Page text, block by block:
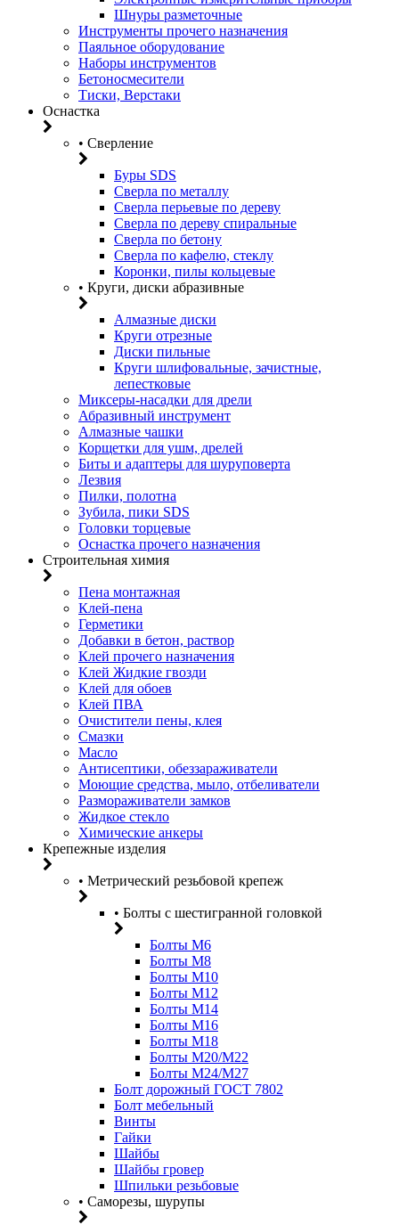
Шнуры разметочные
Инструменты прочего назначения
Паяльное оборудование
Наборы инструментов
Бетоносмесители
Тиски, Верстаки
Оснастка
• Сверление
Буры SDS
Сверла по металлу
Сверла перьевые по дереву
Сверла по дереву спиральные
Сверла по бетону
Сверла по кафелю, стеклу
Коронки, пилы кольцевые
• Круги, диски абразивные
Алмазные диски
Круги отрезные
Диски пильные
Круги шлифовальные, зачистные,
лепестковые
Миксеры-насадки для дрели
Абразивный инструмент
Алмазные чашки
Корщетки для ушм, дрелей
Биты и адаптеры для шуруповерта
Лезвия
Пилки, полотна
Зубила, пики SDS
Головки торцевые
Оснастка прочего назначения
Строительная химия
Пена монтажная
Клей-пена
Герметики
Добавки в бетон, раствор
Клей прочего назначения
Клей Жидкие гвозди
Клей для обоев
Клей ПВА
Очистители пены, клея
Смазки
Масло
Антисептики, обеззараживатели
Моющие средства, мыло, отбеливатели
Размораживатели замков
Жидкое стекло
Химические анкеры
Крепежные изделия
• Метрический резьбовой крепеж
• Болты с шестигранной головкой
Болты М6
Болты М8
Болты М10
Болты М12
Болты М14
Болты М16
Болты М18
Болты М20/M22
Болты М24/М27
Болт дорожный ГОСТ 7802
Болт мебельный
Винты
Гайки
Шайбы
Шайбы гровер
Шпильки резьбовые
• Саморезы, шурупы